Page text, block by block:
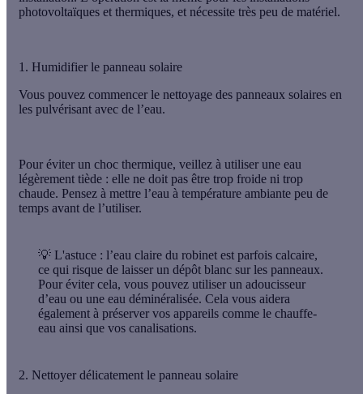
photovoltaïques et thermiques, et nécessite très peu de matériel.
1. Humidifier le panneau solaire
Vous pouvez commencer le nettoyage des panneaux solaires en
les pulvérisant avec de l’eau.
Pour éviter un choc thermique, veillez à utiliser une eau
légèrement tiède : elle ne doit pas être trop froide ni trop
chaude. Pensez à mettre l’eau à température ambiante peu de
temps avant de l’utiliser.
💡 L'astuce : l’eau claire du robinet est parfois calcaire,
ce qui risque de laisser un dépôt blanc sur les panneaux.
Pour éviter cela, vous pouvez utiliser un adoucisseur
d’eau ou une eau déminéralisée. Cela vous aidera
également à préserver vos appareils comme le chauffe-
eau ainsi que vos canalisations.
2. Nettoyer délicatement le panneau solaire